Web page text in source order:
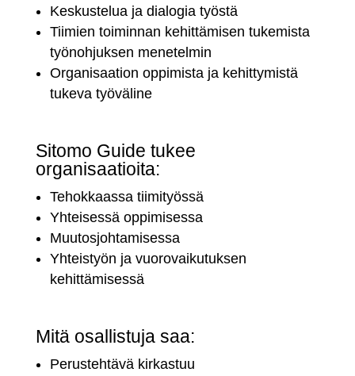
Keskustelua ja dialogia työstä
Tiimien toiminnan kehittämisen tukemista
työnohjuksen menetelmin
Organisaation oppimista ja kehittymistä
tukeva työväline
Sitomo Guide tukee
organisaatioita:
Tehokkaassa tiimityössä
Yhteisessä oppimisessa
Muutosjohtamisessa
Yhteistyön ja vuorovaikutuksen
kehittämisessä
Mitä osallistuja saa:
Perustehtävä kirkastuu